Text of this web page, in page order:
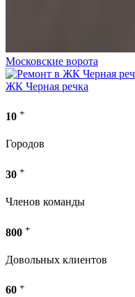
Московские ворота
ЖК Черная речка
10 +
Городов
30 +
Членов команды
800 +
Довольных клиентов
60 +